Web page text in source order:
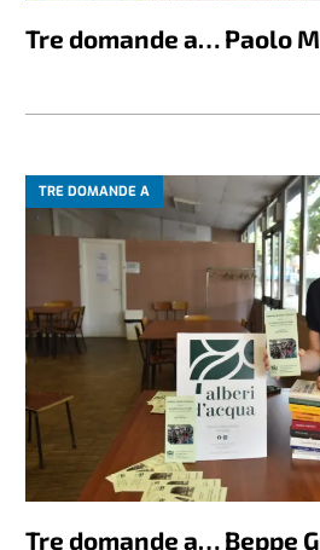
Tre domande a… Paolo
TRE DOMANDE A
Tre domande a… Beppe